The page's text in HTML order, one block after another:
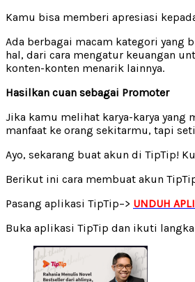
Kamu bisa memberi apresiasi
Ada berbagai macam kategori yang
hal, dari cara mengatur keuangan
konten-konten menarik lainnya.
Hasilkan cuan sebagai Promoter
Jika kamu melihat karya-karya yang
manfaat ke orang sekitarmu, tapi
Ayo, sekarang buat akun di TipTip!
Berikut ini cara membuat akun
Pasang aplikasi TipTip–> UNDUH
Buka aplikasi TipTip dan ikuti